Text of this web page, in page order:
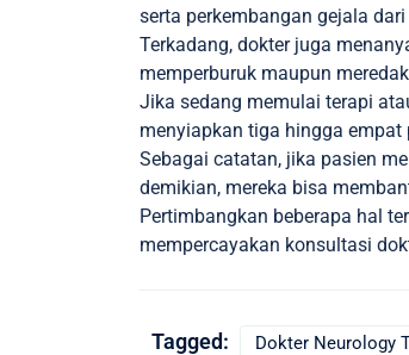
serta perkembangan gejala
Terkadang, dokter juga
memperburuk maupun
Jika sedang memulai terapi
menyiapkan tiga hingga
Sebagai catatan, jika pasien
demikian, mereka bisa
Pertimbangkan beberapa hal
mempercayakan konsultasi
Tagged: Dokter Neurology